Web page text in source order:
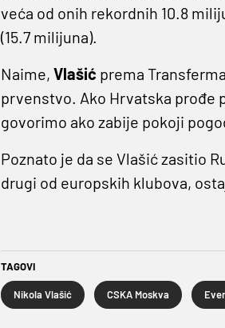
veća od onih rekordnih 10.8
(15.7 milijuna).
Naime, Vlašić prema
prvenstvo. Ako Hrvatska prođe
govorimo ako zabije pokoji
Poznato je da se Vlašić zasitio
drugi od europskih klubova,
TAGOVI
Nikola Vlašić CSKA Moskva